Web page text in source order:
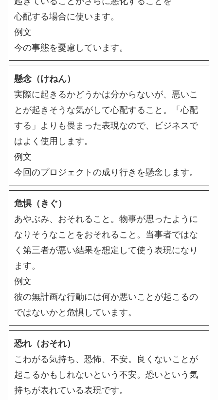
心配する場合に使います。
例文
今の事態を憂慮しています。
懸念（けねん）
実際に起きるかどうかは分からないが、悪いこ
とが起きそうな気がして心配すること。「心配
する」よりも畏まった表現なので、ビジネスで
はよく使用します。
例文
今回のプロジェクトの成り行きを懸念します。
危惧（きぐ）
あやぶみ、おそれること。物事が思ったように
なりそうなことをおそれること。当事者ではな
く第三者が悪い結果を想定して使う表現になり
ます。
例文
彼の無計画な行動には何か悪いことが起こるの
ではないかと危惧しています。
恐れ（おそれ）
こわがる気持ち、恐怖、不安。良くないことが
起こるかもしれないという不安。恐いという気
持ちが表れている表現です。